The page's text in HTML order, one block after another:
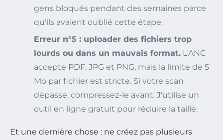
gens bloqués pendant des semaines parce
qu'ils avaient oublié cette étape.
Erreur n°5 : uploader des fichiers trop
lourds ou dans un mauvais format. L'ANC
accepte PDF, JPG et PNG, mais la limite de 5
Mo par fichier est stricte. Si votre scan
dépasse, compressez-le avant. J'utilise un
outil en ligne gratuit pour réduire la taille.
Et une dernière chose : ne créez pas plusieurs